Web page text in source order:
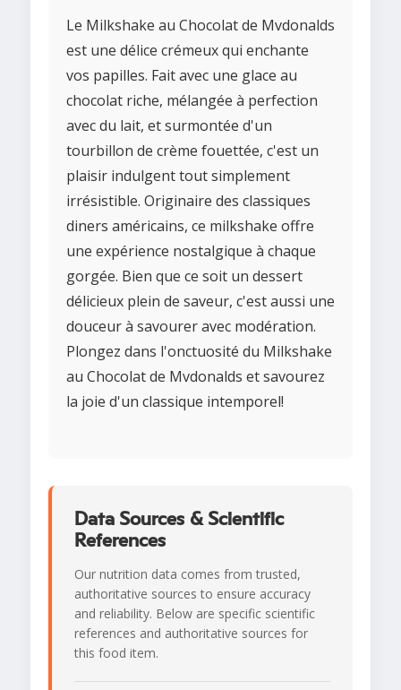
Le Milkshake au Chocolat de Mvdonalds
est une délice crémeux qui enchante
vos papilles. Fait avec une glace au
chocolat riche, mélangée à perfection
avec du lait, et surmontée d'un
tourbillon de crème fouettée, c'est un
plaisir indulgent tout simplement
irrésistible. Originaire des classiques
diners américains, ce milkshake offre
une expérience nostalgique à chaque
gorgée. Bien que ce soit un dessert
délicieux plein de saveur, c'est aussi une
douceur à savourer avec modération.
Plongez dans l'onctuosité du Milkshake
au Chocolat de Mvdonalds et savourez
la joie d'un classique intemporel!
Data Sources & Scientific
References
Our nutrition data comes from trusted,
authoritative sources to ensure accuracy
and reliability. Below are specific scientific
references and authoritative sources for
this food item.